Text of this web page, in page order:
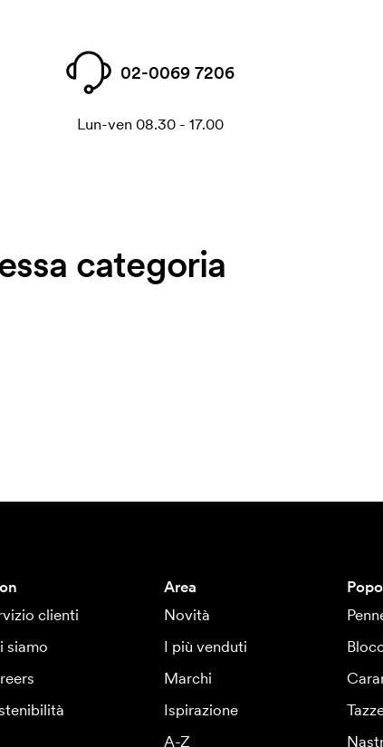
02-0069 7206
Lun-ven 08.30 - 17.00
categoria
clienti
siamo
Area
Novità
I più venduti
Marchi
Ispirazione
A-Z